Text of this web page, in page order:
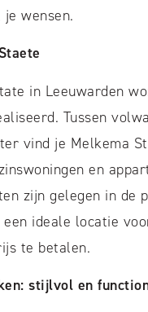
wensen.
in Leeuwarden
Tussen
vind je Melkema
en
zijn gelegen in de
een ideale locatie
te betalen.
stijlvol en